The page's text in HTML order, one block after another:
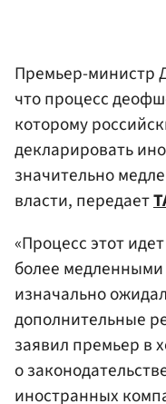
Премьер-министр
что процесс
которому
декларировать
значительно
власти, передает
«Процесс этот
более
изначально
дополнительные
заявил премьер в
о
иностранных